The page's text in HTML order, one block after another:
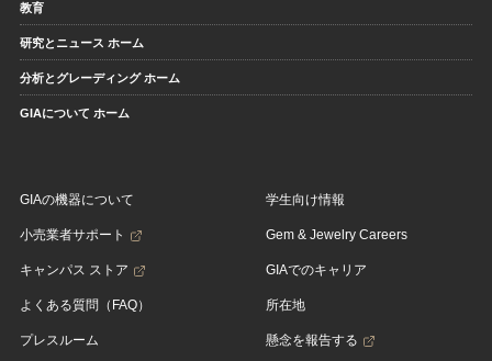
教育
研究とニュース ホーム
分析とグレーディング ホーム
GIAについて ホーム
GIAの機器について
小売業者サポート
キャンパス ストア
よくある質問（FAQ）
プレスルーム
学生向け情報
Gem & Jewelry Careers
GIAでのキャリア
所在地
懸念を報告する